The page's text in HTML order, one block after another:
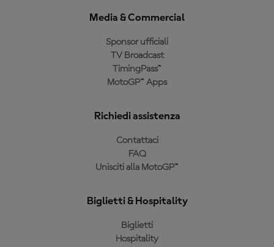
Media & Commercial
Sponsor ufficiali
TV Broadcast
TimingPass™
MotoGP™ Apps
Richiedi assistenza
Contattaci
FAQ
Unisciti alla MotoGP™
Biglietti & Hospitality
Biglietti
Hospitality